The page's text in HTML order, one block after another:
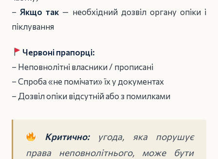
– Якщо так — необхідний дозвіл органу опіки і
піклування
Червоні прапорці:
– Неповнолітні власники / прописані
– Спроба «не помічати» їх у документах
– Дозвіл опіки відсутній або з помилками
Критично:угода, яка порушує
права неповнолітнього, може бути